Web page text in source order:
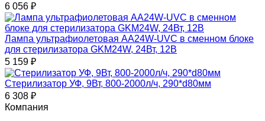
6 056 ₽
Лампа ультрафиолетовая AA24W-UVC в сменном блоке
для стерилизатора GKM24W, 24Вт, 12В
5 159 ₽
Стерилизатор УФ, 9Вт, 800-2000л/ч, 290*d80мм
6 308 ₽
Компания